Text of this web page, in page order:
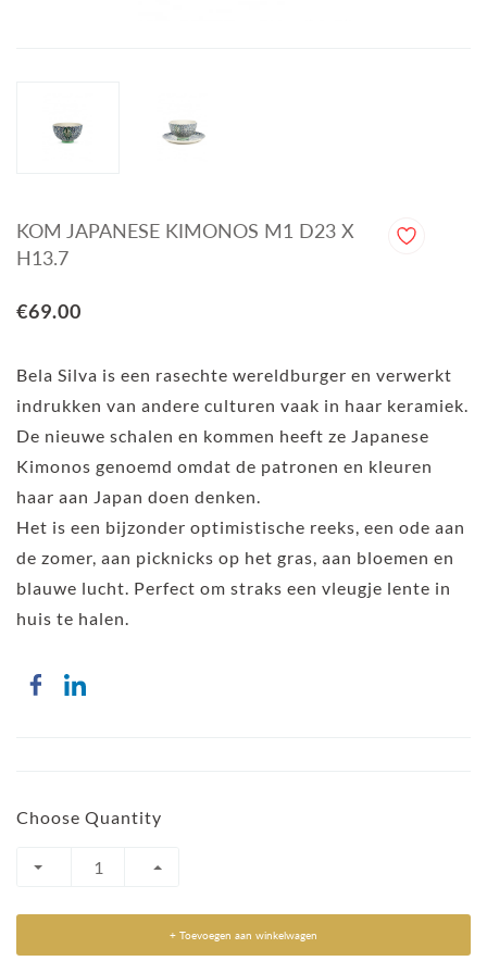
KOM JAPANESE KIMONOS M1 D23 X
H13.7
€69.00
Bela Silva is een rasechte wereldburger en verwerkt
indrukken van andere culturen vaak in haar keramiek.
De nieuwe schalen en kommen heeft ze Japanese
Kimonos genoemd omdat de patronen en kleuren
haar aan Japan doen denken.
Het is een bijzonder optimistische reeks, een ode aan
de zomer, aan picknicks op het gras, aan bloemen en
blauwe lucht. Perfect om straks een vleugje lente in
huis te halen.
Choose Quantity
+ Toevoegen aan winkelwagen